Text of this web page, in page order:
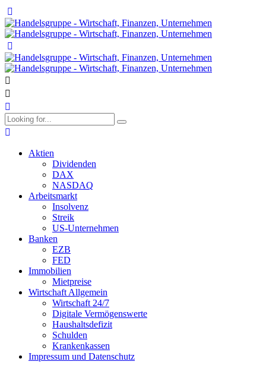
Aktien
Dividenden
DAX
NASDAQ
Arbeitsmarkt
Insolvenz
Streik
US-Unternehmen
Banken
EZB
FED
Immobilien
Mietpreise
Wirtschaft Allgemein
Wirtschaft 24/7
Digitale Vermögenswerte
Haushaltsdefizit
Schulden
Krankenkassen
Impressum und Datenschutz